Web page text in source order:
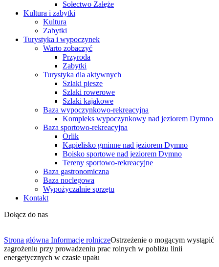
Sołectwo Załęże
Kultura i zabytki
Kultura
Zabytki
Turystyka i wypoczynek
Warto zobaczyć
Przyroda
Zabytki
Turystyka dla aktywnych
Szlaki piesze
Szlaki rowerowe
Szlaki kajakowe
Baza wypoczynkowo-rekreacyjna
Kompleks wypoczynkowy nad jeziorem Dymno
Baza sportowo-rekreacyjna
Orlik
Kąpielisko gminne nad jeziorem Dymno
Boisko sportowe nad jeziorem Dymno
Tereny sportowo-rekreacyjne
Baza gastronomiczna
Baza noclegowa
Wypożyczalnie sprzętu
Kontakt
Dołącz do nas
Strona główna Informacje rolniczeOstrzeżenie o mogącym wystąpić
zagrożeniu przy prowadzeniu prac rolnych w pobliżu linii
energetycznych w czasie upału